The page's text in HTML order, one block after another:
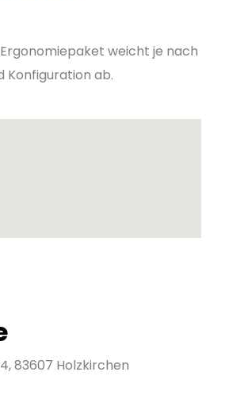
weicht je nach
Konfiguration ab.
83607 Holzkirchen